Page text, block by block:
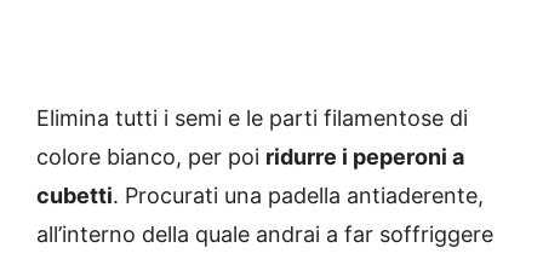
Elimina tutti i semi e le parti filamentose di
colore bianco, per poi ridurre i peperoni a
cubetti. Procurati una padella antiaderente,
all’interno della quale andrai a far soffriggere